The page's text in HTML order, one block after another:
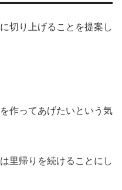
切り上げることを提案し
作ってあげたいという気
里帰りを続けることにし